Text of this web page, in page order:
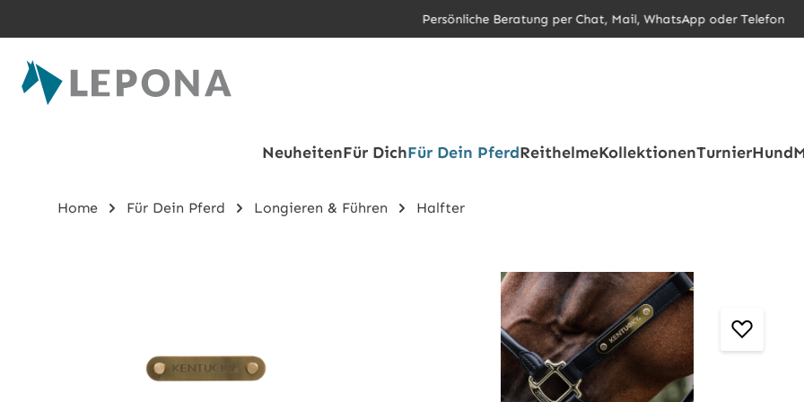
Persönliche Beratung per Chat, Mail, WhatsApp oder Telefon
NeuheitenFür DichFür Dein PferdReithelmeKollektionenTurnierHund
Home Für Dein Pferd Longieren & Führen Halfter